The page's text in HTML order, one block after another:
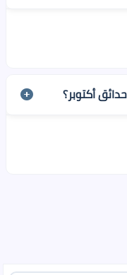
أكتوبر؟